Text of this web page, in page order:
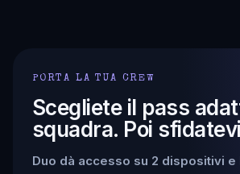
PORTA LA TUA CREW
Scegliete il pass
squadra. Poi
Duo dà accesso su 2 dispositivi e